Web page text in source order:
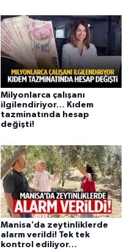
Milyonlarca çalışanı
ilgilendiriyor… Kıdem
tazminatında hesap
değişti!
Manisa’da zeytinliklerde
alarm verildi! Tek tek
kontrol ediliyor…